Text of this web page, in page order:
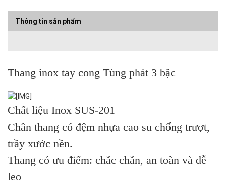
Thông tin sản phẩm
Thang inox tay cong Tùng phát 3 bậc
Chất liệu Inox SUS-201
Chân thang có đệm nhựa cao su chống trượt,
trầy xước nền.
Thang có ưu điểm: chắc chắn, an toàn và dễ
leo